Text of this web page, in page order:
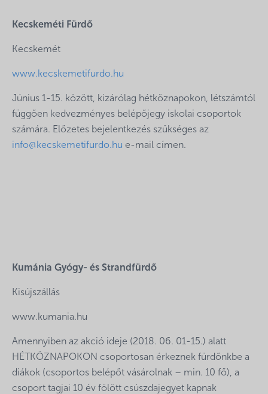
Kecskeméti Fürdő
Kecskemét
www.kecskemetifurdo.hu
Június 1-15. között, kizárólag hétköznapokon, létszámtól
függően kedvezményes belépőjegy iskolai csoportok
számára. Előzetes bejelentkezés szükséges az
info@kecskemetifurdo.hu e-mail címen.
Kumánia Gyógy- és Strandfürdő
Kisújszállás
www.kumania.hu
Amennyiben az akció ideje (2018. 06. 01-15.) alatt
HÉTKÖZNAPOKON csoportosan érkeznek fürdőnkbe a
diákok (csoportos belépőt vásárolnak – min. 10 fő), a
csoport tagjai 10 év fölött csúszdajegyet kapnak